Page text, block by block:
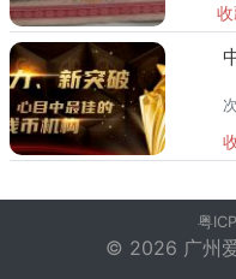
高
粤
© 2026 广州